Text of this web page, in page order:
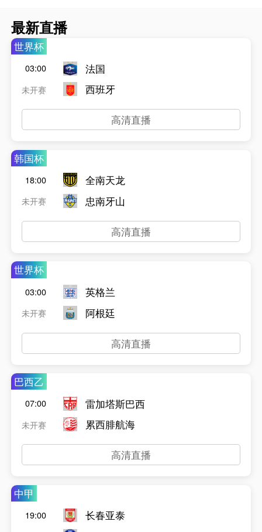
最新直播
世界杯
03:00
未开赛
法国
西班牙
高清直播
韩国杯
18:00
未开赛
全南天龙
忠南牙山
高清直播
世界杯
03:00
未开赛
英格兰
阿根廷
高清直播
巴西乙
07:00
未开赛
雷加塔斯巴西
累西腓航海
高清直播
中甲
19:00
长春亚泰